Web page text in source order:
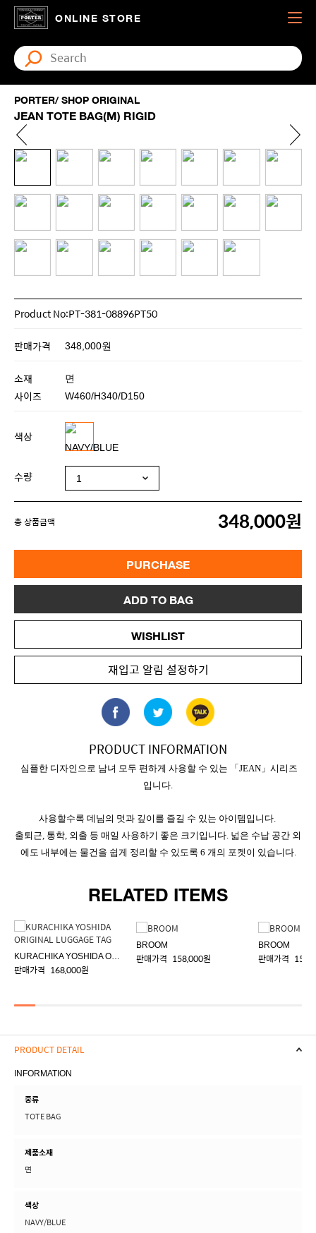
ONLINE STORE
PORTER/ SHOP ORIGINAL
JEAN TOTE BAG(M) RIGID
Product No:PT-381-08896PT50
판매가격 348,000원
소재 면
사이즈 W460/H340/D150
색상
수량
총 상품금액 348,000원
PURCHASE
ADD TO BAG
WISHLIST
재입고 알림 설정하기
PRODUCT INFORMATION
심플한 디자인으로 남녀 모두 편하게 사용할 수 있는
「JEAN」시리즈
입니다.
사용할수록 데님의 멋과 깊이를 즐길 수 있는 아이템입니다.
출퇴근, 통학, 외출 등 매일 사용하기 좋은 크기입니다. 넓은 수납 공간 외
에도 내부에는 물건을 쉽게 정리할 수 있도록 6 개의 포켓이 있습니다.
RELATED ITEMS
KURACHIKA YOSHIDA ORIGINAL LUGGAGE TAG
판매가격 168,000원
BROOM
판매가격 158,000원
BROOM
판매가격
PRODUCT DETAIL
INFORMATION
종류
TOTE BAG
제품소재
면
색상
NAVY/BLUE